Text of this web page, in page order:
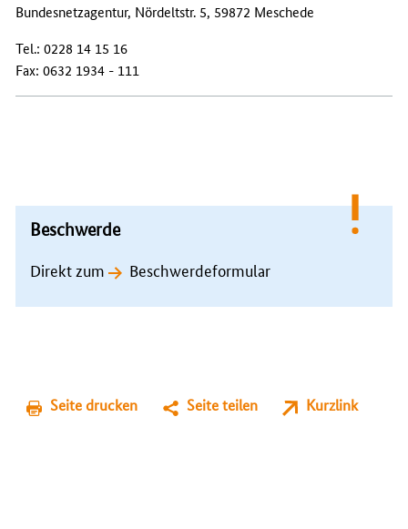
Bundesnetzagentur, Nördeltstr. 5, 59872 Meschede
Tel.: 0228 14 15 16
Fax: 0632 1934 - 111
Beschwerde
Direkt zum Beschwerdeformular
Seite drucken Seite teilen Kurzlink